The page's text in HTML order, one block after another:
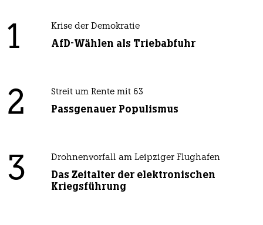
1 Krise der Demokratie
AfD-Wählen als Triebabfuhr
2 Streit um Rente mit 63
Passgenauer Populismus
3 Drohnenvorfall am Leipziger Flughafen
Das Zeitalter der elektronischen
Kriegsführung